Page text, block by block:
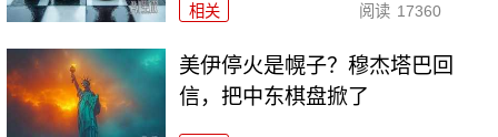
相关 阅读 17360
美伊停火是幌子？穆杰塔巴回
信，把中东棋盘掀了